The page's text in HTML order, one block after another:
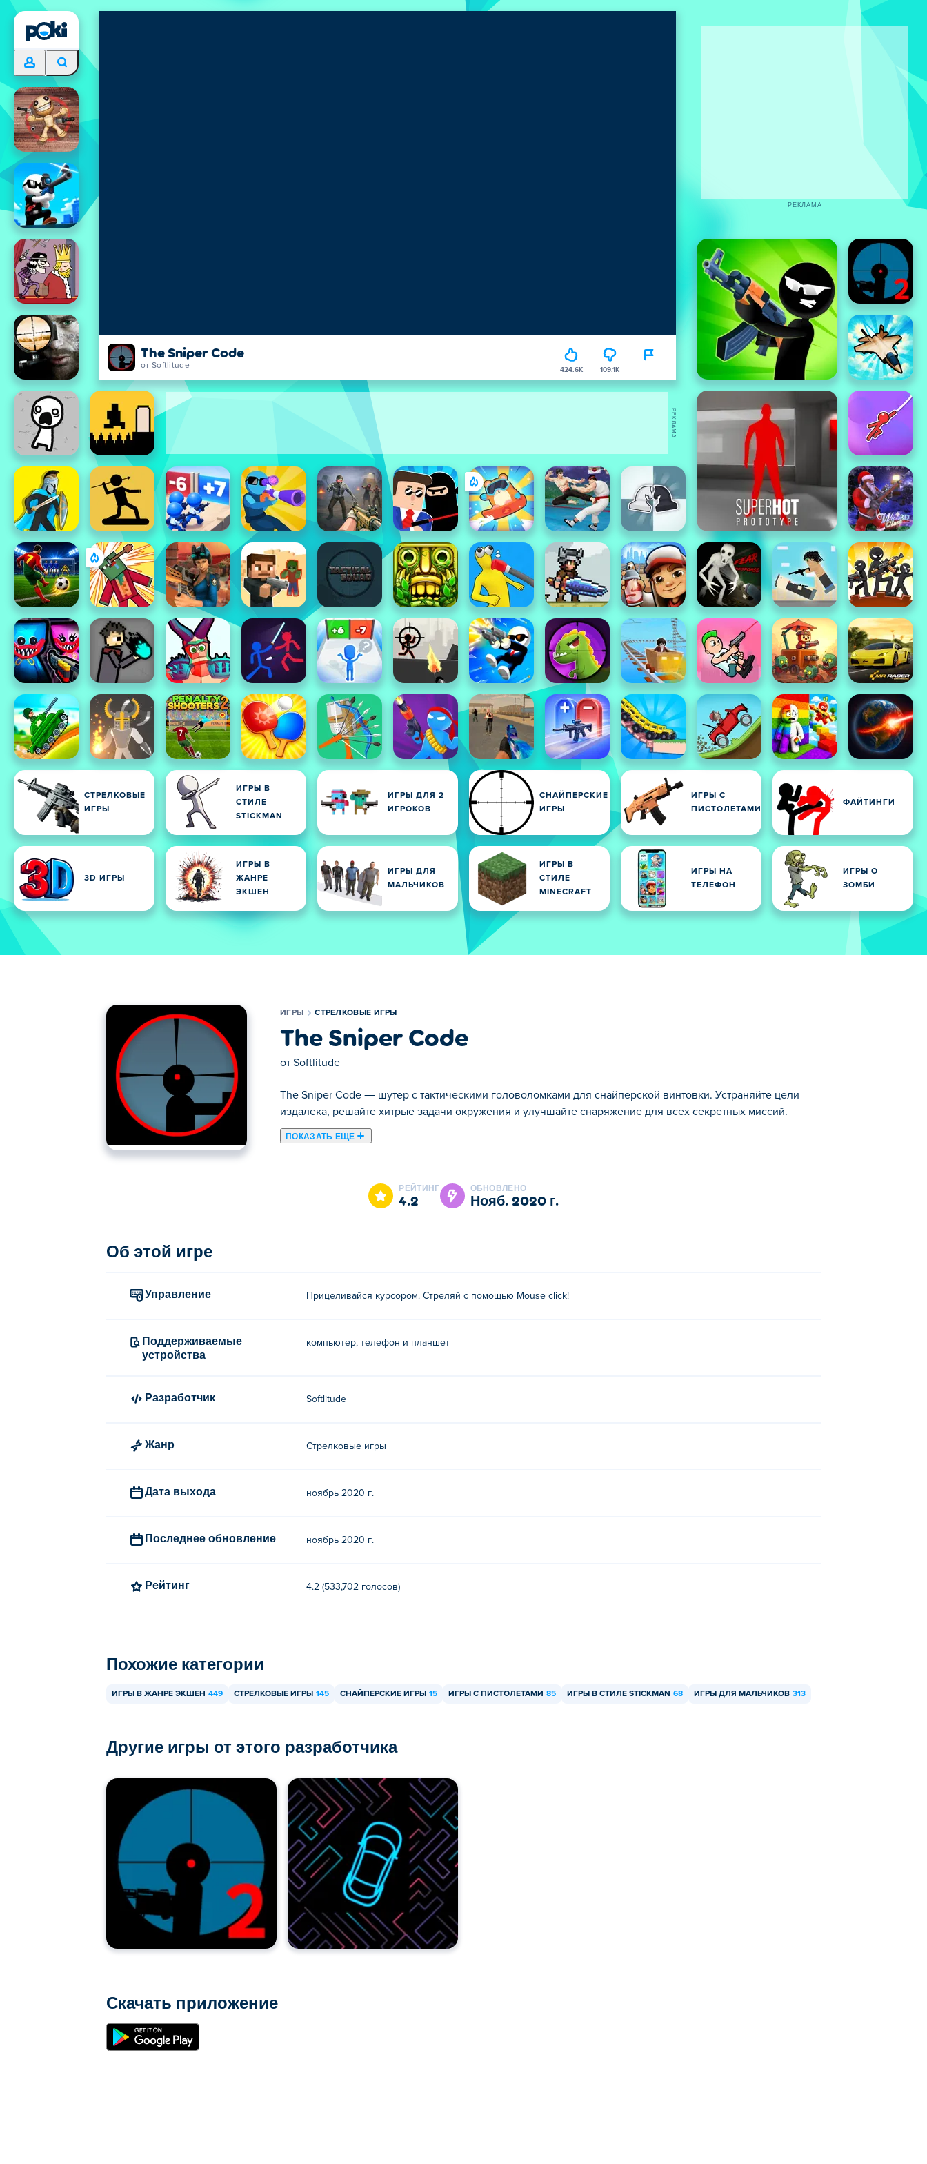
The Sniper Code
от Softlitude 424.6K 109.1K
СТРЕЛКОВЫЕ
ИГРЫ
ИГРЫ В
СТИЛЕ
STICKMAN
ИГРЫ ДЛЯ 2
ИГРОКОВ
СНАЙПЕРСКИЕ
ИГРЫ
ИГРЫ С
ПИСТОЛЕТАМИ
ФАЙТИНГИ
3D ИГРЫ
ИГРЫ В
ЖАНРЕ
ЭКШЕН
ИГРЫ ДЛЯ
МАЛЬЧИКОВ
ИГРЫ В
СТИЛЕ
MINECRAFT
ИГРЫ НА
ТЕЛЕФОН
ИГРЫ О
ЗОМБИ
РЕКЛАМА
РЕКЛАМА
ИГРЫ СТРЕЛКОВЫЕ ИГРЫ
The Sniper Code
от Softlitude
The Sniper Code — шутер с тактическими головоломками для снайперской винтовки. Устраняйте цели
издалека, решайте хитрые задачи окружения и улучшайте снаряжение для всех секретных миссий.
ПОКАЗАТЬ ЕЩЁ
Здесь можно сыграть в The Sniper Code. The Sniper Code это одна наших лучших игр из категории Стрелковые игры.
РЕЙТИНГ
4.2
ОБНОВЛЕНО
нояб. 2020 г.
Об этой игре
Управление Прицеливайся курсором. Стреляй с помощью Mouse click!
Поддерживаемые
устройства
компьютер, телефон и планшет
Разработчик Softlitude
Жанр Стрелковые игры
Дата выхода ноябрь 2020 г.
Последнее обновление ноябрь 2020 г.
Рейтинг 4.2 (533,702 голосов)
Похожие категории
ИГРЫ В ЖАНРЕ ЭКШЕН 449 СТРЕЛКОВЫЕ ИГРЫ 145 СНАЙПЕРСКИЕ ИГРЫ 15 ИГРЫ С ПИСТОЛЕТАМИ 85 ИГРЫ В СТИЛЕ STICKMAN 68 ИГРЫ ДЛЯ МАЛЬЧИКОВ 313
Другие игры от этого разработчика
Скачать приложение